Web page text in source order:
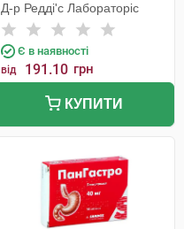
Д-р Редді'с Лабораторіс
Є в наявності
від 191.10 грн
КУПИТИ